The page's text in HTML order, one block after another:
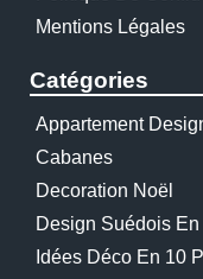
Mentions Légales
Catégories
Appartement
Cabanes
Decoration Noël
Design Suédois
Idées Déco En 10